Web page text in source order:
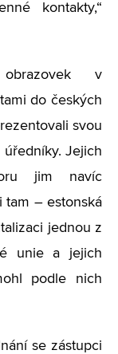
kontakty,“
v
do českých
svou
Jejich
jim navíc
tam – estonská
jednou z
unie a jejich
podle nich
se zástupci